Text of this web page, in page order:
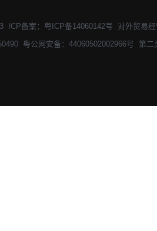
ICP备案：粤ICP备14060142号 对外贸易
粤公网安备：44060502002966号 第二